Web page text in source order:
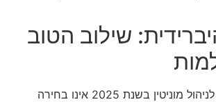
שילוב הטוב
הפתרון האופטימלי לניהול מוניטין בשנת 2025 אינו בחירה